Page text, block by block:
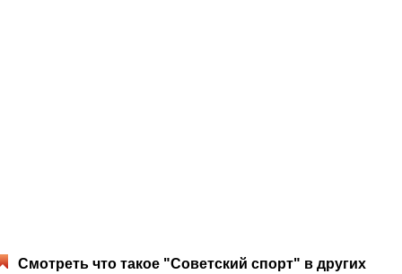
Смотреть что такое "Советский спорт" в других